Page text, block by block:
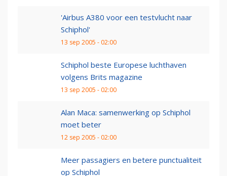
'Airbus A380 voor een testvlucht naar
Schiphol'
13 sep 2005 - 02:00
Schiphol beste Europese luchthaven
volgens Brits magazine
13 sep 2005 - 02:00
Alan Maca: samenwerking op Schiphol
moet beter
12 sep 2005 - 02:00
Meer passagiers en betere punctualiteit
op Schiphol